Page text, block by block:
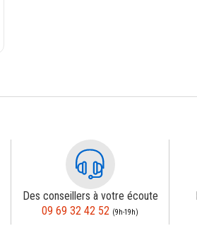
Des conseillers à votre écoute
09 69 32 42 52 (9h-19h)